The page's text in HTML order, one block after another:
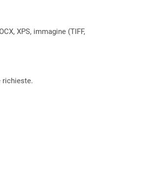
XPS, immagine (TIFF,
richieste.